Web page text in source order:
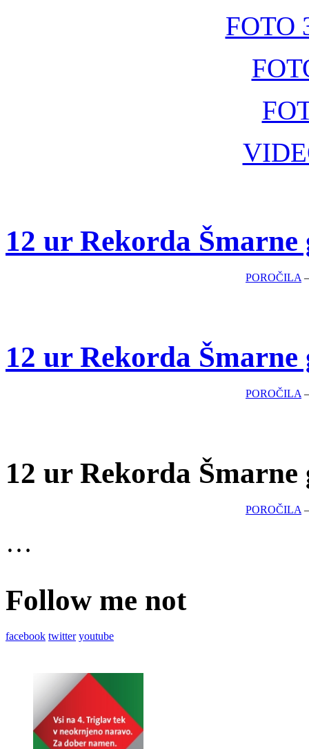
FOTO
12 ur Rekorda Šmarne
POROČILA
12 ur Rekorda Šmarne
POROČILA
12 ur Rekorda Šmarne
POROČILA
…
Follow me not
facebook twitter youtube